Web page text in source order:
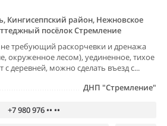
Кингисеппский район, Нежновское
посёлок Стремление
требующий раскорчевки и дренажа
окруженное лесом), уединенное, тихое
с деревней, можно сделать въезд с...
ДНП "Стремление"
+7 980 976 •• ••